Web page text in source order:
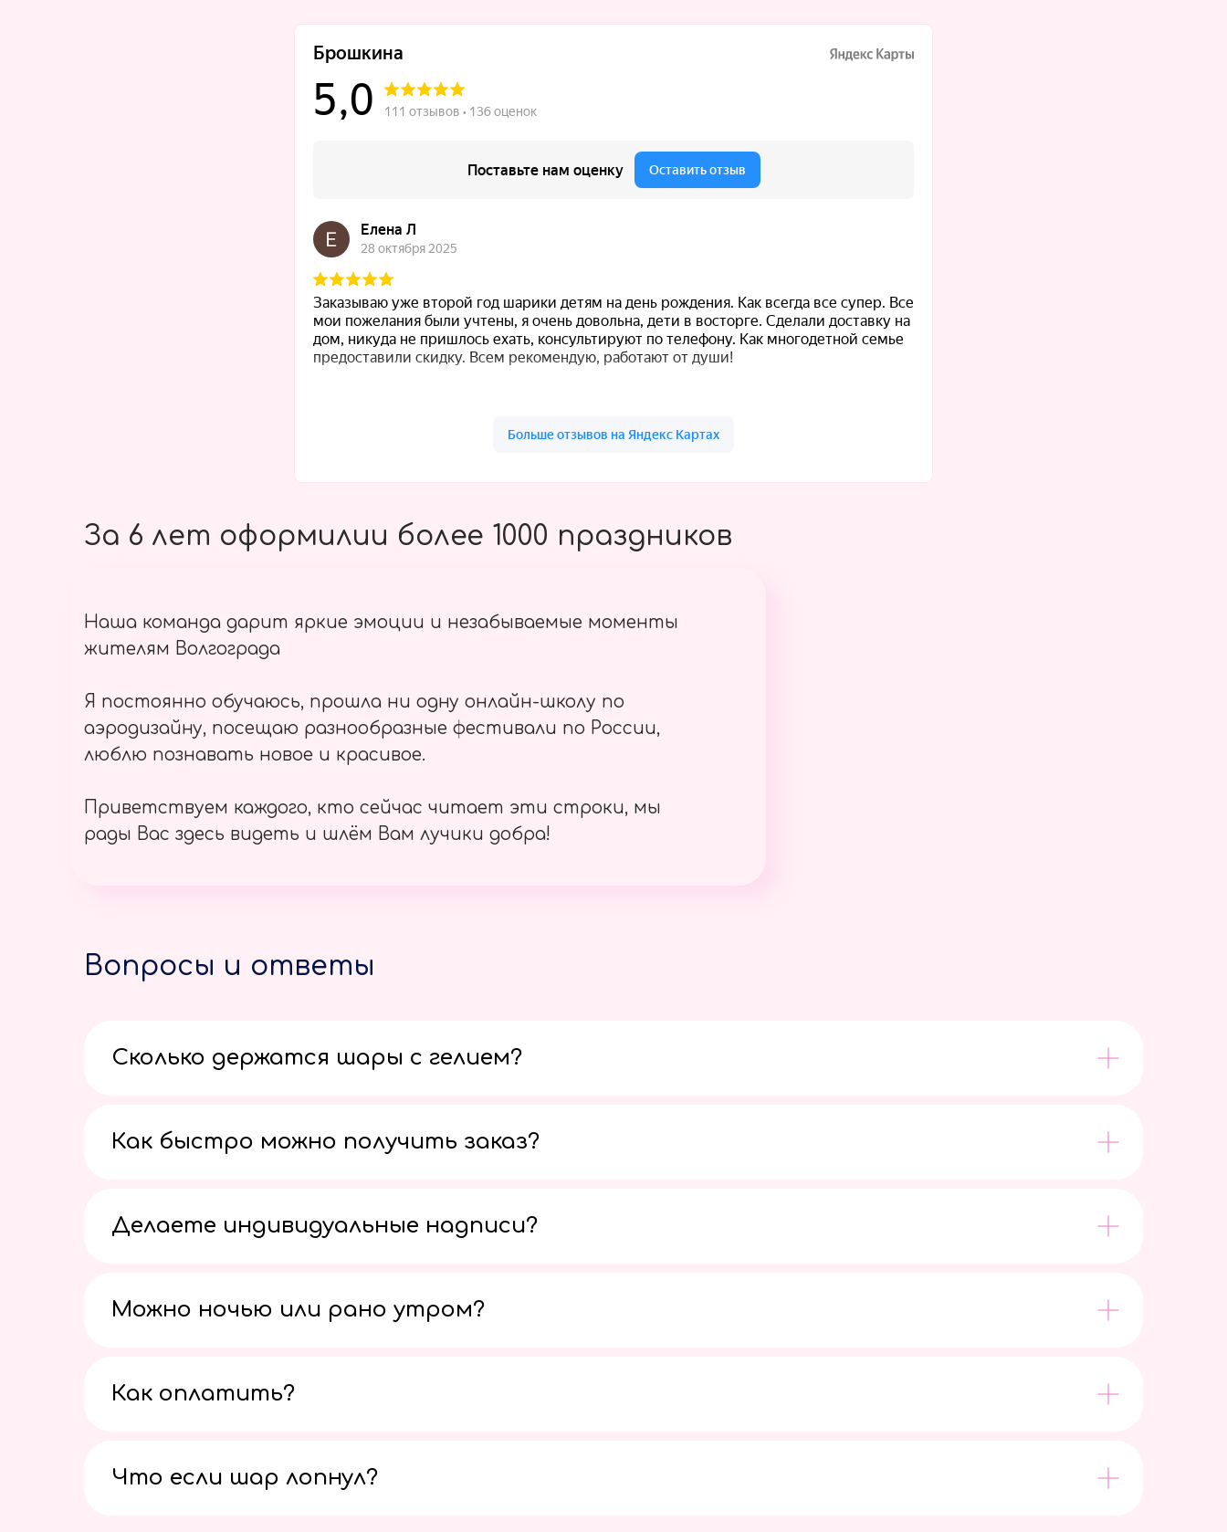
За 6 лет оформилии более 1000 праздников
Наша команда дарит яркие эмоции и незабываемые моменты
жителям Волгограда
Я постоянно обучаюсь, прошла ни одну онлайн-школу по
аэродизайну, посещаю разнообразные фестивали по России,
люблю познавать новое и красивое.
Приветствуем каждого, кто сейчас читает эти строки, мы
рады Вас здесь видеть и шлём Вам лучики добра!
Вопросы и ответы
Сколько держатся шары с гелием?
Как быстро можно получить заказ?
Делаете индивидуальные надписи?
Можно ночью или рано утром?
Как оплатить?
Что если шар лопнул?